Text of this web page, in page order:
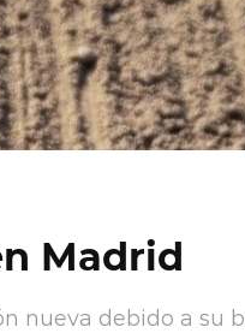
Madrid
nueva debido a su